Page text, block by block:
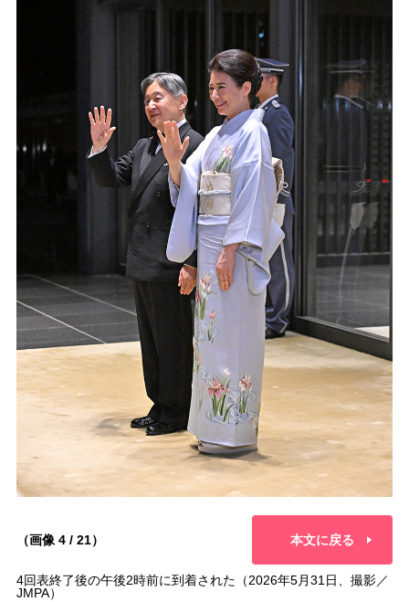
（画像 4 / 21） 本文に戻る
4回表終了後の午後2時前に到着された（2026年5月31日、撮影／
JMPA）